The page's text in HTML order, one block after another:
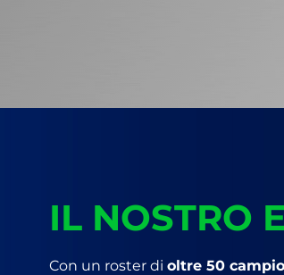
IL NOSTRO
Con un roster dioltre 50